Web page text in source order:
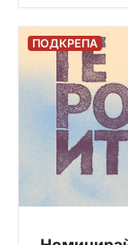
ПОДКРЕПА